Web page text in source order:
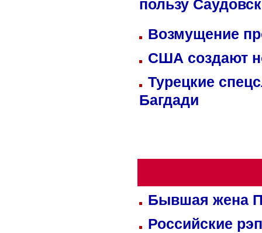
пользу
Возмущение
США создают
Турецкие
Багдади
Бывшая жена
Российские